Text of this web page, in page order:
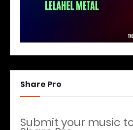
Share Pro
Submit your music